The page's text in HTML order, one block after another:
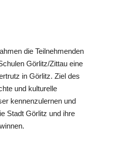
die Teilnehmenden
Görlitz/Zittau eine
in Görlitz. Ziel des
und kulturelle
kennenzulernen und
Stadt Görlitz und ihre